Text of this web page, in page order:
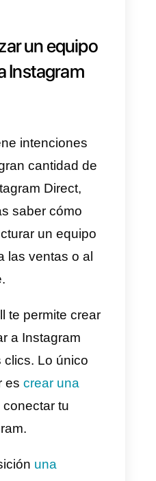
deberás
la atención de
sobre todo
público de
los intereses
así como su
de tal manera
tu nicho de
usuarios
en tu actividad, tus
de la
precisa posible, sin
interesados.